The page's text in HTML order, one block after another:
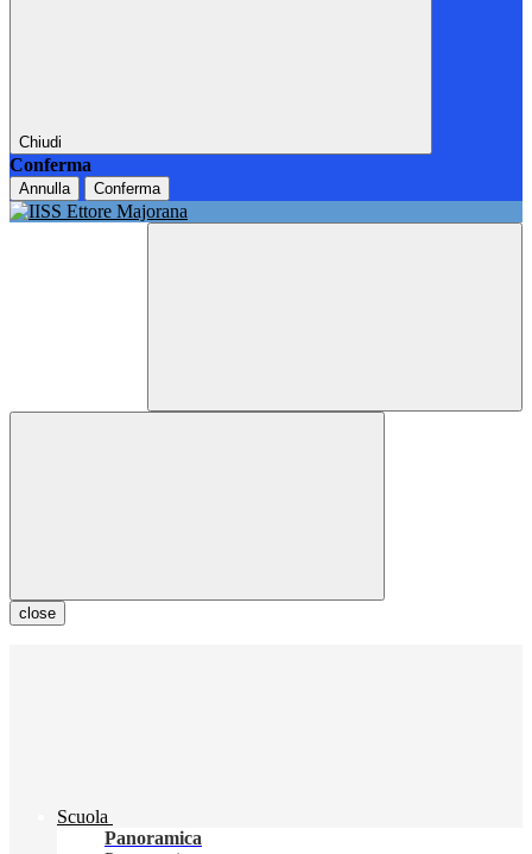
Chiudi
Conferma
Annulla Conferma
close
Scuola
Panoramica